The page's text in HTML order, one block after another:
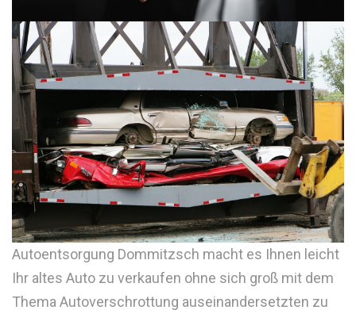
Autoentsorgung Dommitzsch macht es Ihnen leicht
Ihr altes Auto zu verkaufen ohne sich groß mit dem
Thema Autoverschrottung auseinandersetzten zu